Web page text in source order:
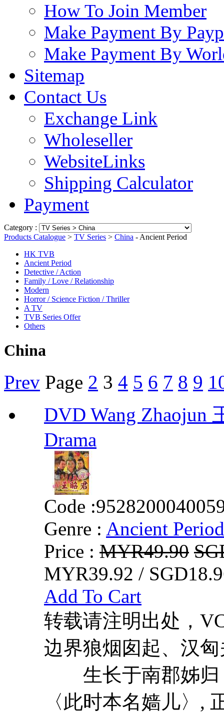
How To Join Member
Make Payment By
Make Payment By
Sitemap
Contact Us
Exchange Link
Wholeseller
WebsiteLinks
Shipping Calculator
Payment
Category :
Products Catalogue > TV Series > China - Ancient Period
HK TVB
Ancient Period
Detective / Action
Family / Love / Relationship
Modern
Horror / Science Fiction / Thriller
A TV
TVB Series Offer
Others
China
Prev Page 2 3 4 5 6 7 8 9
DVD Wang Zhaojun
Drama
Code :
Genre : Ancient Period
Price : MYR49.90
MYR39.92 /
Add To Cart
转载请注明出处，
边界狼烟囱起、汉
生长于南郡姊归
〈此时本名嫱儿〉,